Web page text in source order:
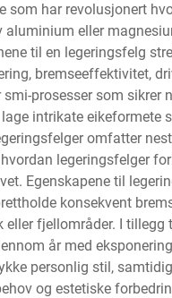
som har revolusjonert
eller
til en legeringsfelg
bremseeffektivitet,
prosesser som sikrer
intrikate eikeformete
omfatter
legeringsfelger
Egenskapene til
konsekvent
fjellområder. I tillegg
år med
personlig stil,
og estetiske